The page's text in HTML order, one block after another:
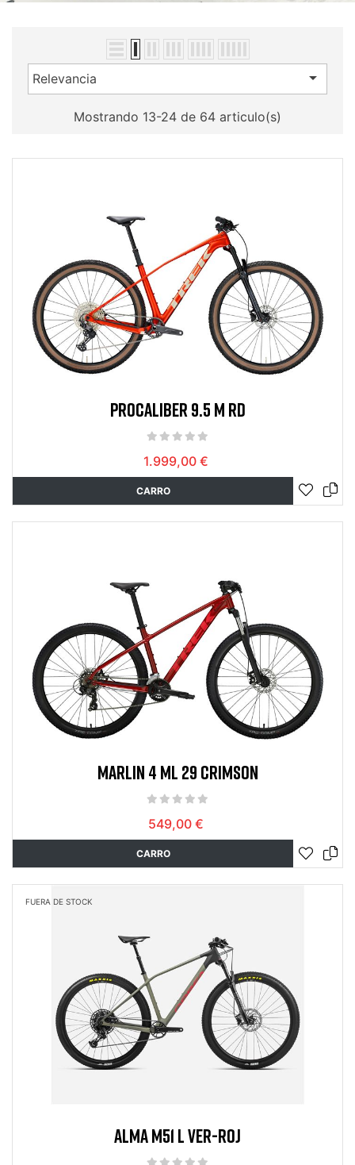
Relevancia 
Mostrando 13-24 de 64 articulo(s)
PROCALIBER 9.5 M RD
1.999,00 €
CARRO
MARLIN 4 ML 29 CRIMSON
549,00 €
CARRO
FUERA DE STOCK
ALMA M51 L VER-ROJ